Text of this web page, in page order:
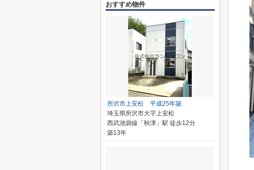
おすすめ物件
所沢市上安松 平成25年築
埼玉県所沢市大字上安松
西武池袋線「秋津」駅 徒歩12分
築13年